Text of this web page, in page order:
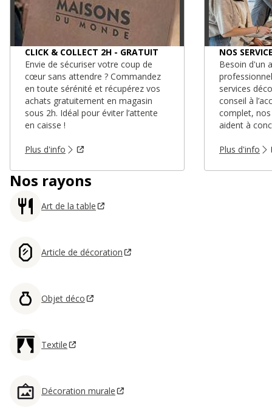
CLICK & COLLECT 2H - GRATUIT
Envie de sécuriser votre coup de
cœur sans attendre ? Commandez
en toute sérénité et récupérez vos
achats gratuitement en magasin
sous 2h. Idéal pour éviter l’attente
en caisse !
Plus d'info
NOS
Besoin d'un
services
conseil à
complet,
aident à
Plus d'info
Nos rayons
Art de la table
Article de décoration
Objet déco
Textile
Décoration murale